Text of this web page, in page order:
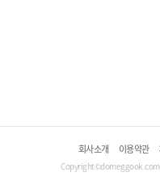
회사소개 이용약관
Copyright©domeggook.com